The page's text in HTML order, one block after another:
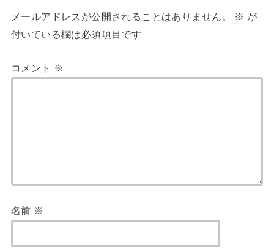
メールアドレスが公開されることはありません。 ※ が
付いている欄は必須項目です
コメント ※
名前 ※